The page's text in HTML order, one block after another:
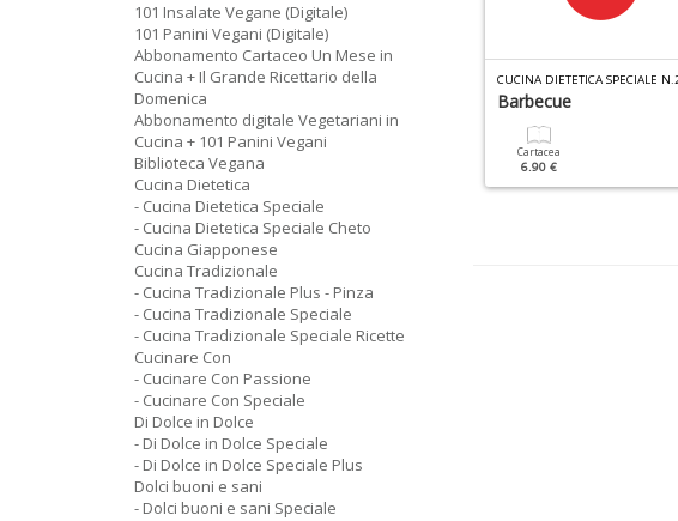
C
UCINA TRADIZIONALE SPECIALE RICETTE N.2
Digitale
3.90 €
CUCINA DIETETICA SPECIALE N.17
Cartacea
CUCINA DIETETICA SPECIALE
Barbecue
Cartacea
6.90 €
101 Insalate Vegane (Digitale)
101 Panini Vegani (Digitale)
Abbonamento Cartaceo Un Mese in
Cucina + Il Grande Ricettario della
Domenica
Abbonamento digitale Vegetariani in
Cucina + 101 Panini Vegani
Biblioteca Vegana
Cucina Dietetica
- Cucina Dietetica Speciale
- Cucina Dietetica Speciale Cheto
Cucina Giapponese
Cucina Tradizionale
- Cucina Tradizionale Plus - Pinza
- Cucina Tradizionale Speciale
- Cucina Tradizionale Speciale Ricette
Cucinare Con
- Cucinare Con Passione
- Cucinare Con Speciale
Di Dolce in Dolce
- Di Dolce in Dolce Speciale
- Di Dolce in Dolce Speciale Plus
Dolci buoni e sani
- Dolci buoni e sani Speciale